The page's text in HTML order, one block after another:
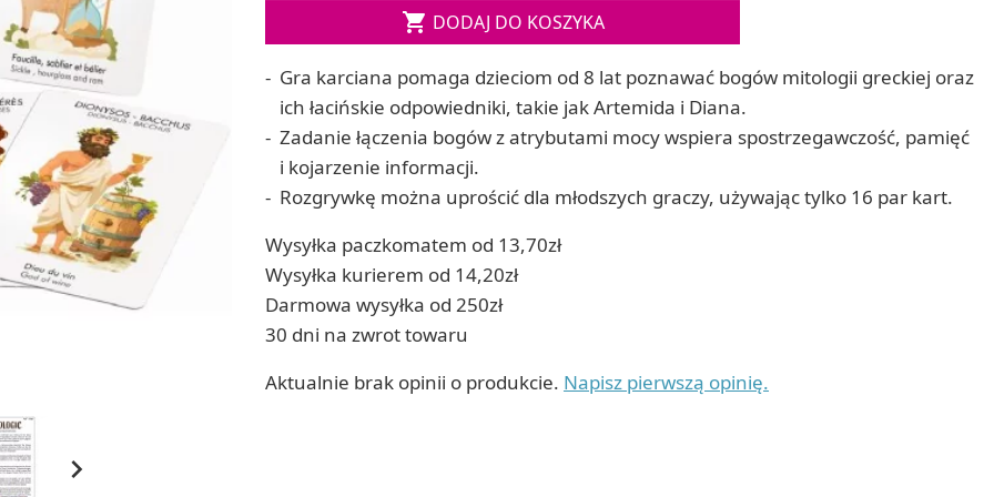
ręcznych
Dodatki: barwniki i zapachy
RZEŹBA, GLINY I ODLEWY
Lepienie i rzeźbienie
Odlewy dekoracyjne
Tworzenie z gliny polimerowej
Zestawy do cyjanotypii
Koraliki do prasowania
Techniki artystyczne – eksperymentalne
Zestawy doświadczalne i naukowe
Wydrapywanki

 DODAJ DO KOSZYKA
Gra karciana pomaga dzieciom od 8 lat poznawać bogów mitologii greckiej oraz
ich łacińskie odpowiedniki, takie jak Artemida i Diana.
Zadanie łączenia bogów z atrybutami mocy wspiera spostrzegawczość, pamięć
i kojarzenie informacji.
Rozgrywkę można uprościć dla młodszych graczy, używając tylko 16 par kart.
Wysyłka paczkomatem od 13,70zł
Wysyłka kurierem od 14,20zł
Darmowa wysyłka od 250zł
30 dni na zwrot towaru
Aktualnie brak opinii o produkcie. Napisz pierwszą opinię.